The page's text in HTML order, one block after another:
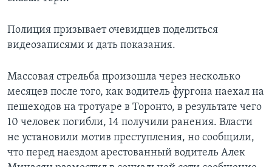
Полиция призывает очевидцев поделиться
видеозаписями и дать показания.
Массовая стрельба произошла через несколько
месяцев после того, как водитель фургона наехал на
пешеходов на тротуаре в Торонто, в результате чего
10 человек погибли, 14 получили ранения. Власти
не установили мотив преступления, но сообщили,
что перед наездом арестованный водитель Алек